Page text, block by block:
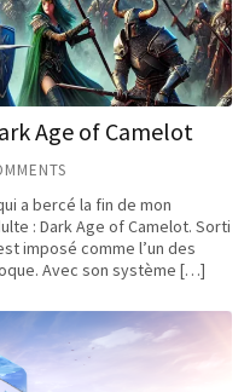
Age of Camelot
a bercé la fin de mon
: Dark Age of Camelot. Sorti
imposé comme l’un des
Avec son système […]